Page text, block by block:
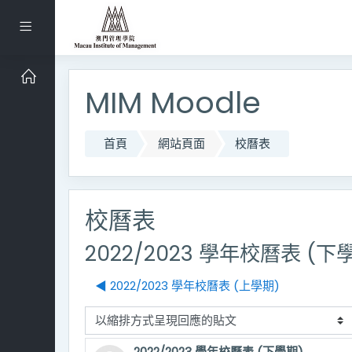
側板
跳到主要內容
MIM Moodle
首頁 網站頁面 校曆表
校曆表
2022/2023 學年校曆表 (下
◀︎ 2022/2023 學年校曆表 (上學期)
顯示模式